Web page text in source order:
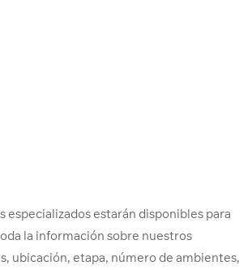
especializados estarán disponibles para
la información sobre nuestros
ubicación, etapa, número de ambientes,